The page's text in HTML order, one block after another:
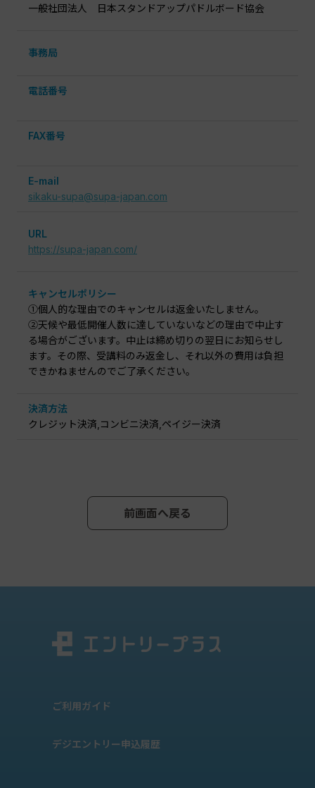
一般社団法人 日本スタンドアップパドルボード協会
事務局
電話番号
FAX番号
E-mail
sikaku-supa@supa-japan.com
URL
https://supa-japan.com/
キャンセルポリシー
①個人的な理由でのキャンセルは返金いたしません。
②天候や最低開催人数に達していないなどの理由で中止す
る場合がございます。中止は締め切りの翌日にお知らせし
ます。その際、受講料のみ返金し、それ以外の費用は負担
できかねませんのでご了承ください。
決済方法
クレジット決済,コンビニ決済,ペイジー決済
前画面へ戻る
ご利用ガイド
デジエントリー申込履歴